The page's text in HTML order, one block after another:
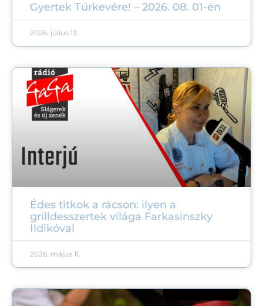
Gyertek Túrkevére! – 2026. 08. 01-én
2026. július 13.
Édes titkok a rácson: ilyen a
grilldesszertek világa Farkasinszky
Ildikóval
2026. május 11.